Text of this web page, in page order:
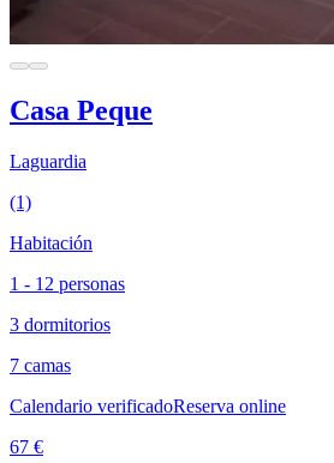
Casa Peque
Laguardia
(1)
Habitación
1 - 12 personas
3 dormitorios
7 camas
Calendario verificadoReserva online
67 €